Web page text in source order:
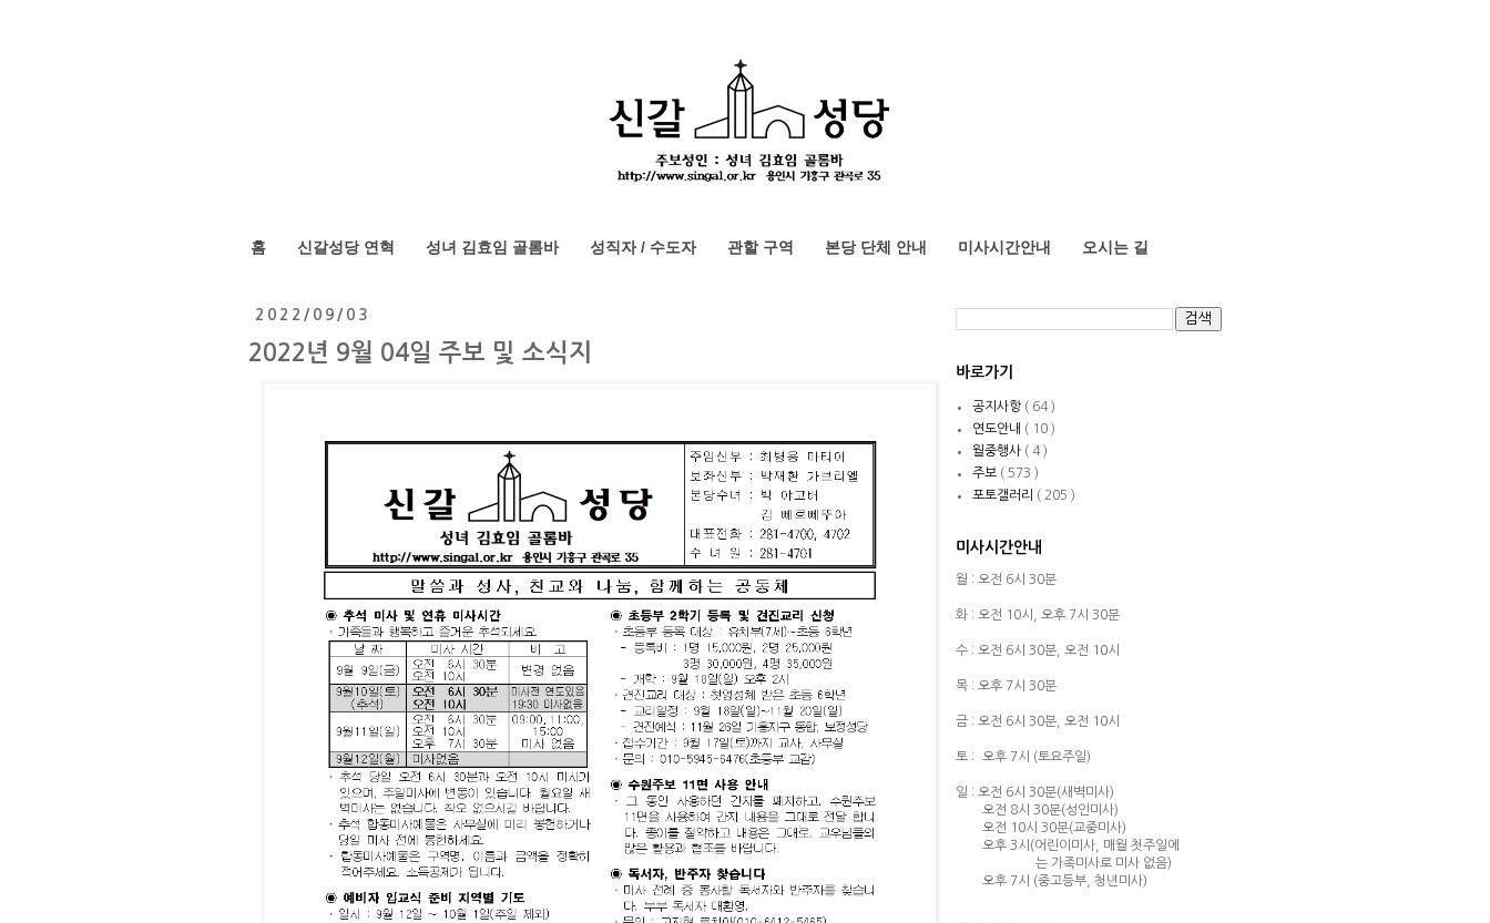
홈 신갈성당 연혁 성녀 김효임 골롬바 성직자 / 수도자 관할 구역 본당 단체 안내 미사시간안내 오시는 길
2022/09/03
2022년 9월 04일 주보 및 소식지
바로가기
공지사항 ( 64 )
연도안내 ( 10 )
월중행사 ( 4 )
주보 ( 573 )
포토갤러리 ( 205 )
미사시간안내
월 : 오전 6시 30분
화 : 오전 10시, 오후 7시 30분
수 : 오전 6시 30분, 오전 10시
목 : 오후 7시 30분
금 : 오전 6시 30분, 오전 10시
토 : 오후 7시 (토요주일)
일 : 오전 6시 30분(새벽미사)
오전 8시 30분(성인미사)
오전 10시 30분(교중미사)
오후 3시(어린이미사, 매월 첫주일에
는 가족미사로 미사 없음)
오후 7시 (중고등부, 청년미사)